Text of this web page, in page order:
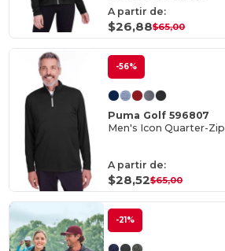
A partir de:
$26,88$65,00
-56%
Puma Golf 596807
Men's Icon Quarter-Zip
A partir de:
$28,52$65,00
-21%